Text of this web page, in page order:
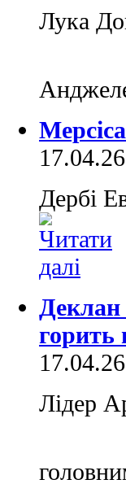
Лука
Дербі
Деклан
горить
Лідер